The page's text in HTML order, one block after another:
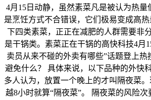
4月15日动静，虽然素菜凡是被认为热量
是烹饪方式不合错误，它们极易变成高
下四类素菜，正正在减肥的人群需要非
是干锅类。素菜正在干锅的高快科技4月
卖员从来不碰的外卖有哪些”话题登上热
避免什么？ 具体来说，以下品种的外快
多人认为，放置一个晚上的才叫隔夜菜
越8小时就算“隔夜菜”。 隔夜菜的风险